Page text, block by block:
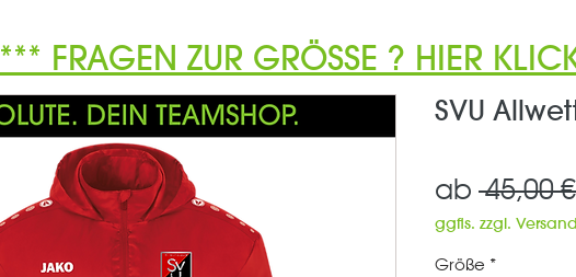
SVU
ab 45,00
ggfls. zzgl.
Größe *
*** FRAGEN ZUR GRÖSSE ? HIER